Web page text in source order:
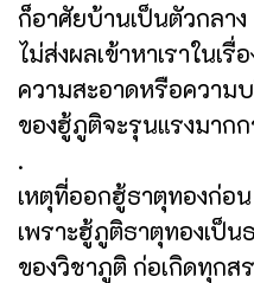
ก็อาศัยบ้านเป็นตัวกลาง
ไม่ส่งผลเข้าหาเราในเรื่
ความสะอาดหรือความ
ของฮู้ภูติจะรุนแรงมาก
.
เหตุที่ออกฮู้ธาตุทองก่อน
เพราะฮู้ภูติธาตุทองเป็น
ของวิชาภูติ ก่อเกิดทุกส